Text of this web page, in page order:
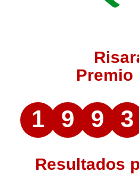
Premio
1 9 9 3
Resultados